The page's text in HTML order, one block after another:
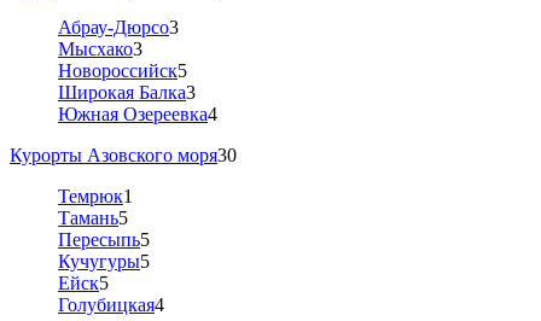
Абрау-Дюрсо3
Мысхако3
Новороссийск5
Широкая Балка3
Южная Озереевка4
Курорты Азовского моря30
Темрюк1
Тамань5
Пересыпь5
Кучугуры5
Ейск5
Голубицкая4